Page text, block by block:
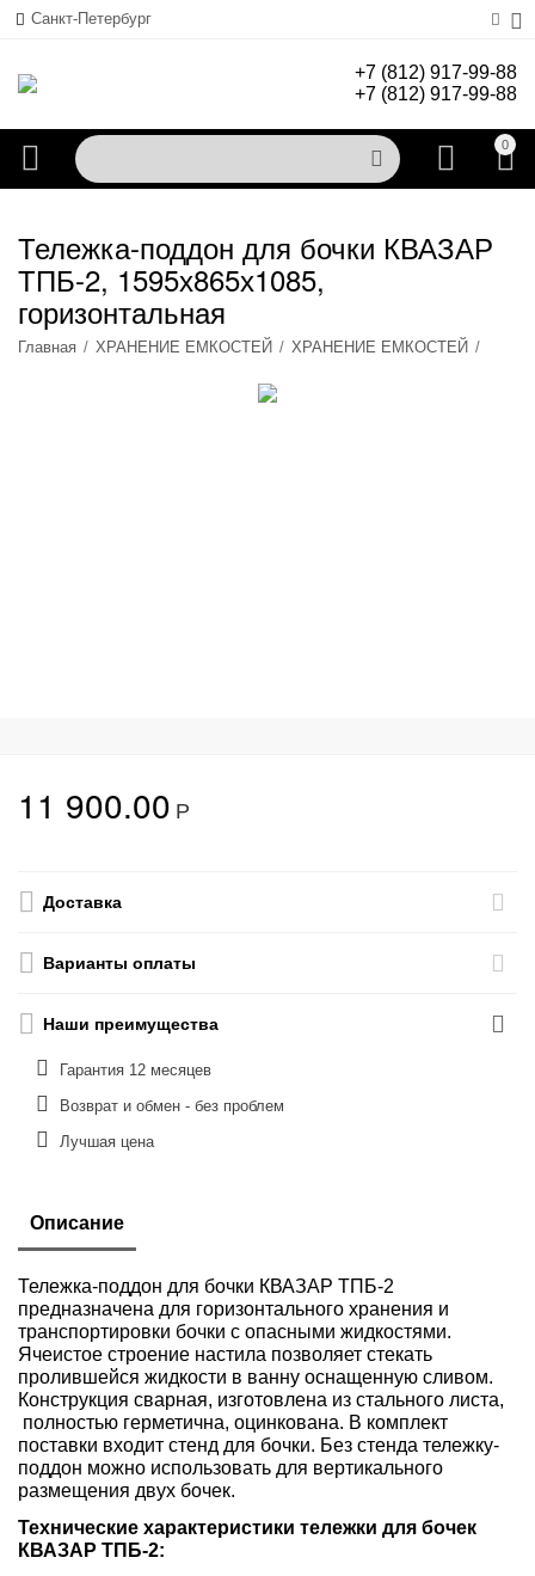
Санкт-Петербург
+7 (812) 917-99-88
+7 (812) 917-99-88
0
Тележка-поддон для бочки КВАЗАР
ТПБ-2, 1595х865х1085,
горизонтальная
Главная / ХРАНЕНИЕ ЕМКОСТЕЙ / ХРАНЕНИЕ ЕМКОСТЕЙ /
/
11 900.00 Р
Доставка
Варианты оплаты
Наши преимущества
Гарантия 12 месяцев
Возврат и обмен - без проблем
Лучшая цена
Описание
Тележка-поддон для бочки КВАЗАР ТПБ-2
предназначена для горизонтального хранения и
транспортировки бочки с опасными жидкостями.
Ячеистое строение настила позволяет стекать
пролившейся жидкости в ванну оснащенную сливом.
Конструкция сварная, изготовлена из стального листа,
полностью герметична, оцинкована. В комплект
поставки входит стенд для бочки. Без стенда тележку-
поддон можно использовать для вертикального
размещения двух бочек.
Технические характеристики тележки для бочек
КВАЗАР ТПБ-2: